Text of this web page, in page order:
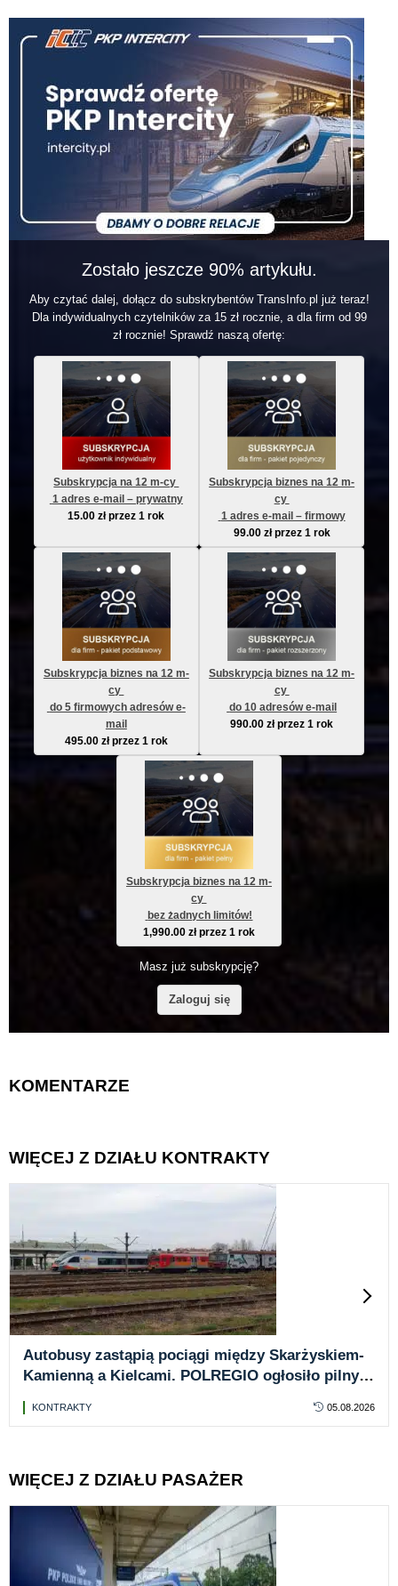
Zostało jeszcze 90% artykułu.
Aby czytać dalej, dołącz do subskrybentów TransInfo.pl już teraz!
Dla indywidualnych czytelników za 15 zł rocznie, a dla firm od 99
zł rocznie! Sprawdź naszą ofertę:
Subskrypcja na 12 m-cy
1 adres e-mail – prywatny
15.00zł przez 1 rok
Subskrypcja biznes na 12 m-
cy
1 adres e-mail – firmowy
99.00 zł przez 1 rok
Subskrypcja biznes na 12 m-
cy
mail
495.00 zł przez 1 rok
Subskrypcja biznes na 12 m-
cy
do 10 adresów e-mail
990.00zł przez 1 rok
Subskrypcja biznes na 12 m-
cy
bez żadnych limitów!
1,990.00 zł przez 1 rok
Masz już subskrypcję?
Zaloguj się
KOMENTARZE
WIĘCEJ Z DZIAŁU KONTRAKTY
Autobusy zastąpią pociągi między Skarżyskiem-
Kamienną a Kielcami. POLREGIO ogłosiło pilny
KONTRAKTY 05.08.2026
WIĘCEJ Z DZIAŁU PASAŻER